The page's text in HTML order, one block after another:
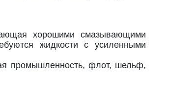
хорошими смазывающими
жидкости с усиленными
промышленность, флот, шельф,